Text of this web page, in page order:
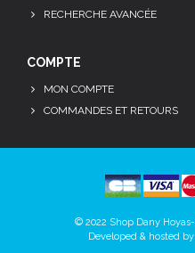
RECHERCHE AVANCÉE
COMPTE
MON COMPTE
COMMANDES ET RETOURS
© 2022 Shop Dany
Developed & hosted by: